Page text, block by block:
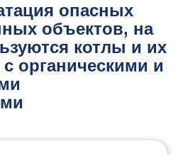
опасных
объектов, на
котлы и их
органическими и